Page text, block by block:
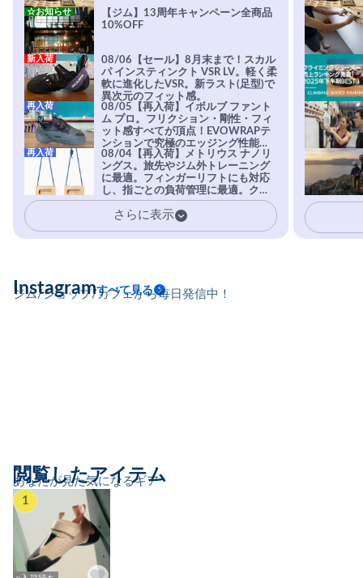
【ジム】13周年キャンペーン全商品
10%OFF
☆お知らせ
08/06【セール】8月末まで！スカル
パ インスティンクト VSR LV。軽く柔
軟に進化したVSR。新ラスト(足型)で
異次元のフィット感。
新入荷
08/05【再入荷】イボルブ ファント
ム プロ。フリクション・剛性・フィ
ット感すべてが頂点！EVOWRAPテ
ンションで究極のエッジング性能を
実現。進化系ラバーEvo-74はTRAX
を凌駕する粘着力で極小ホールドに
安心感。
再入荷
08/04【再入荷】メトリウス ナノリ
ングス。旅先やジム外トレーニング
に最適。フィンガーリフトにも対応
し、指ごとの負荷管理に最適。クラ
イマーの指を本気で鍛えるギア。
再入荷
さらに表示
ジム/ショップ/カフェから毎日発信中！
Instagramすべて見る
あなたが見た気になるギア
閲覧したアイテム
1